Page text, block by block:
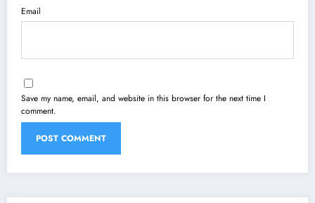
Email
Save my name, email, and website in this browser for the next time I
comment.